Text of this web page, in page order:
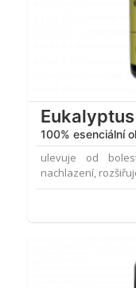
100% esenciální
ulevuje od
nachlazení,